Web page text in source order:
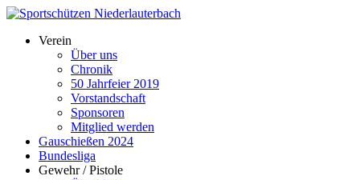
Verein
Über uns
Chronik
50 Jahrfeier 2019
Vorstandschaft
Sponsoren
Mitglied werden
Gauschießen 2024
Bundesliga
Gewehr / Pistole